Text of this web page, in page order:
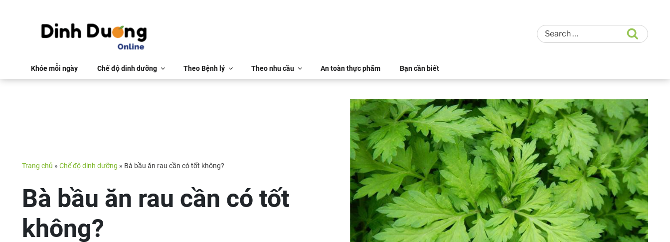
Khỏe mỗi ngày Chế độ dinh dưỡng Theo Bệnh lý Theo nhu cầu An toàn thực phẩm Bạn cần biết
Trang chủ » Chế độ dinh dưỡng » Bà bầu ăn rau cần có tốt không?
Bà bầu ăn rau cần có tốt
không?